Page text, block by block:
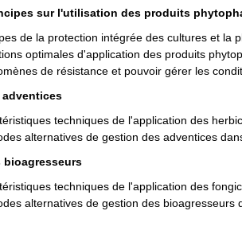
sur l'utilisation des produits
de la protection intégrée des cultures et la
optimales d'application des produits
de résistance et pouvoir gérer les
techniques de l'application des
alternatives de gestion des adventices
bioagresseurs
techniques de l'application des
alternatives de gestion des bioagresseurs